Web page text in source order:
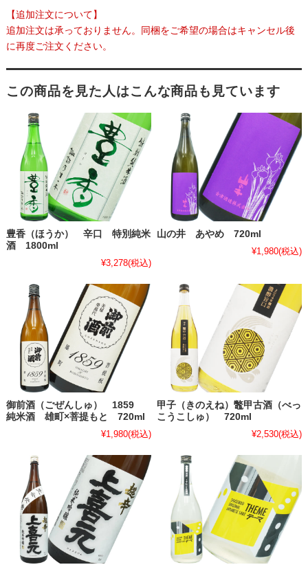
【追加注文について】
追加注文は承っておりません。同梱をご希望の場合はキャンセル後
に再度ご注文ください。
この商品を見た人はこんな商品も見ています
豊香（ほうか） 辛口 特別純米
酒 1800ml
¥3,278(税込)
山の井 あやめ 720ml
¥1,980(税込)
御前酒（ごぜんしゅ） 1859
純米酒 雄町×菩提もと 720ml
¥1,980(税込)
甲子（きのえね）鼈甲古酒（べっ
こうこしゅ） 720ml
¥2,530(税込)